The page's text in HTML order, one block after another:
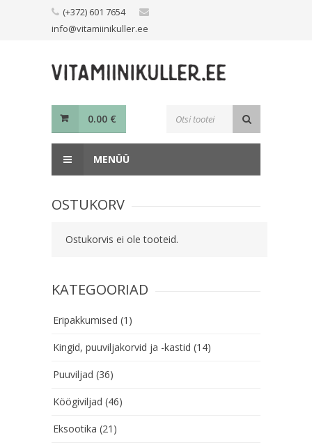
(+372) 601 7654
info@vitamiinikuller.ee
0.00 €
MENÜÜ
OSTUKORV
Ostukorvis ei ole tooteid.
KATEGOORIAD
Eripakkumised (1)
Kingid, puuviljakorvid ja -kastid (14)
Puuviljad (36)
Köögiviljad (46)
Eksootika (21)